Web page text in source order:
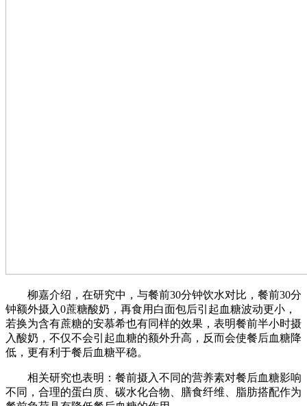
柳嘉介绍，在研究中，与餐前30分钟饮水对比，餐前30分
钟额外摄入0蔗糖酸奶，再食用白面包后引起血糖波动更小，
若换为含有蔗糖的安慕希也有同样的效果，表明餐前半小时摄
入酸奶，不仅不会引起血糖的额外升高，反而会使餐后血糖降
低，更有利于餐后血糖平稳。
相关研究也表明：餐前摄入不同的营养素对餐后血糖影响
不同，合理的蛋白质、碳水化合物、膳食纤维、脂肪搭配作为